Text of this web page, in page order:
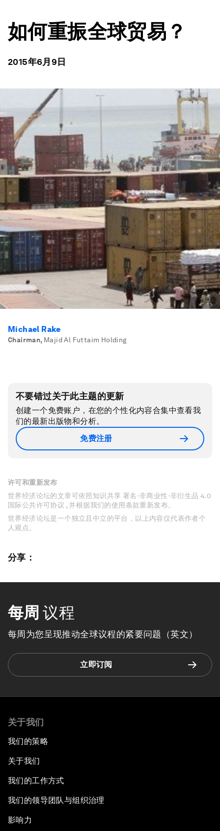
如何重振全球贸易？
2015年6月9日
Michael Rake
Chairman, Majid Al Futtaim Holding
不要错过关于此主题的更新
创建一个免费账户，在您的个性化内容合集中查看我
们的最新出版物和分析。
免费注册
许可和重新发布
世界经济论坛的文章可依照知识共享 署名-非商业性-非衍生品 4.0
国际公共许可协议 , 并根据我们的使用条款重新发布。
世界经济论坛是一个独立且中立的平台，以上内容仅代表作者个
人观点。
分享：
每周 议程
每周为您呈现推动全球议程的紧要问题（英文）
立即订阅
关于我们
我们的策略
关于我们
我们的工作方式
我们的领导团队与组织治理
影响力